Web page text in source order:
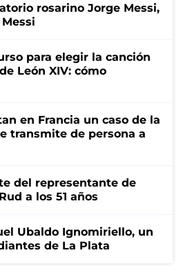
rosarino Jorge Messi,
para elegir la canción
León XIV: cómo
en Francia un caso de la
transmite de persona a
del representante de
a los 51 años
Ubaldo Ignomiriello, un
de La Plata